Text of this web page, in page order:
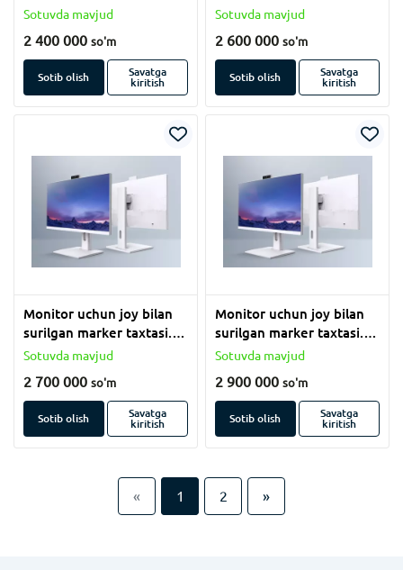
(120x550 sm)
Sotuvda mavjud
2 400 000 so'm
Sotib olish
Savatga
kiritish
(120x550 sm)
Sotuvda mavjud
2 600 000 so'm
Sotib olish
Savatga
kiritish
Monitor uchun joy bilan
surilgan marker taxtasi.
(120x550 sm)
Sotuvda mavjud
2 700 000 so'm
Sotib olish
Savatga
kiritish
Monitor uchun joy bilan
surilgan marker taxtasi.
(120x550 sm)
Sotuvda mavjud
2 900 000 so'm
Sotib olish
Savatga
kiritish
« 1 2 »